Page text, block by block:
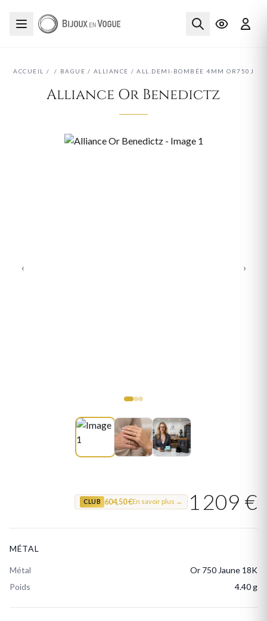
ACCUEIL / / BAGUE / ALLIANCE / ALL.DEMI-BOMBÉE 4MM OR750J
Alliance Or Benedictz
‹ ›
CLUB 604,50 €En savoir plus → 1 209 €
MÉTAL
Métal
Or 750 Jaune 18K
Poids
4.40 g